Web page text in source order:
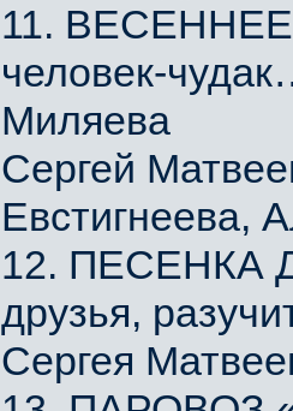
11. ВЕСЕННЕЕ
человек-
Миляева
Сергей
Евстигнеева,
12. ПЕСЕНКА
друзья,
Сергея